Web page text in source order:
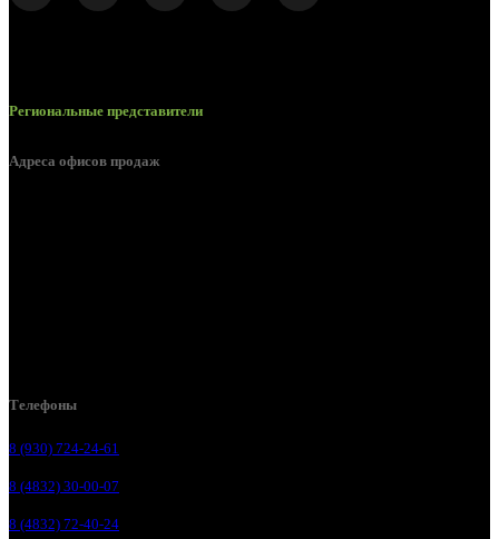
Региональные представители
Адреса офисов продаж
Телефоны
8 (930) 724-24-61
8 (4832) 30-00-07
8 (4832) 72-40-24